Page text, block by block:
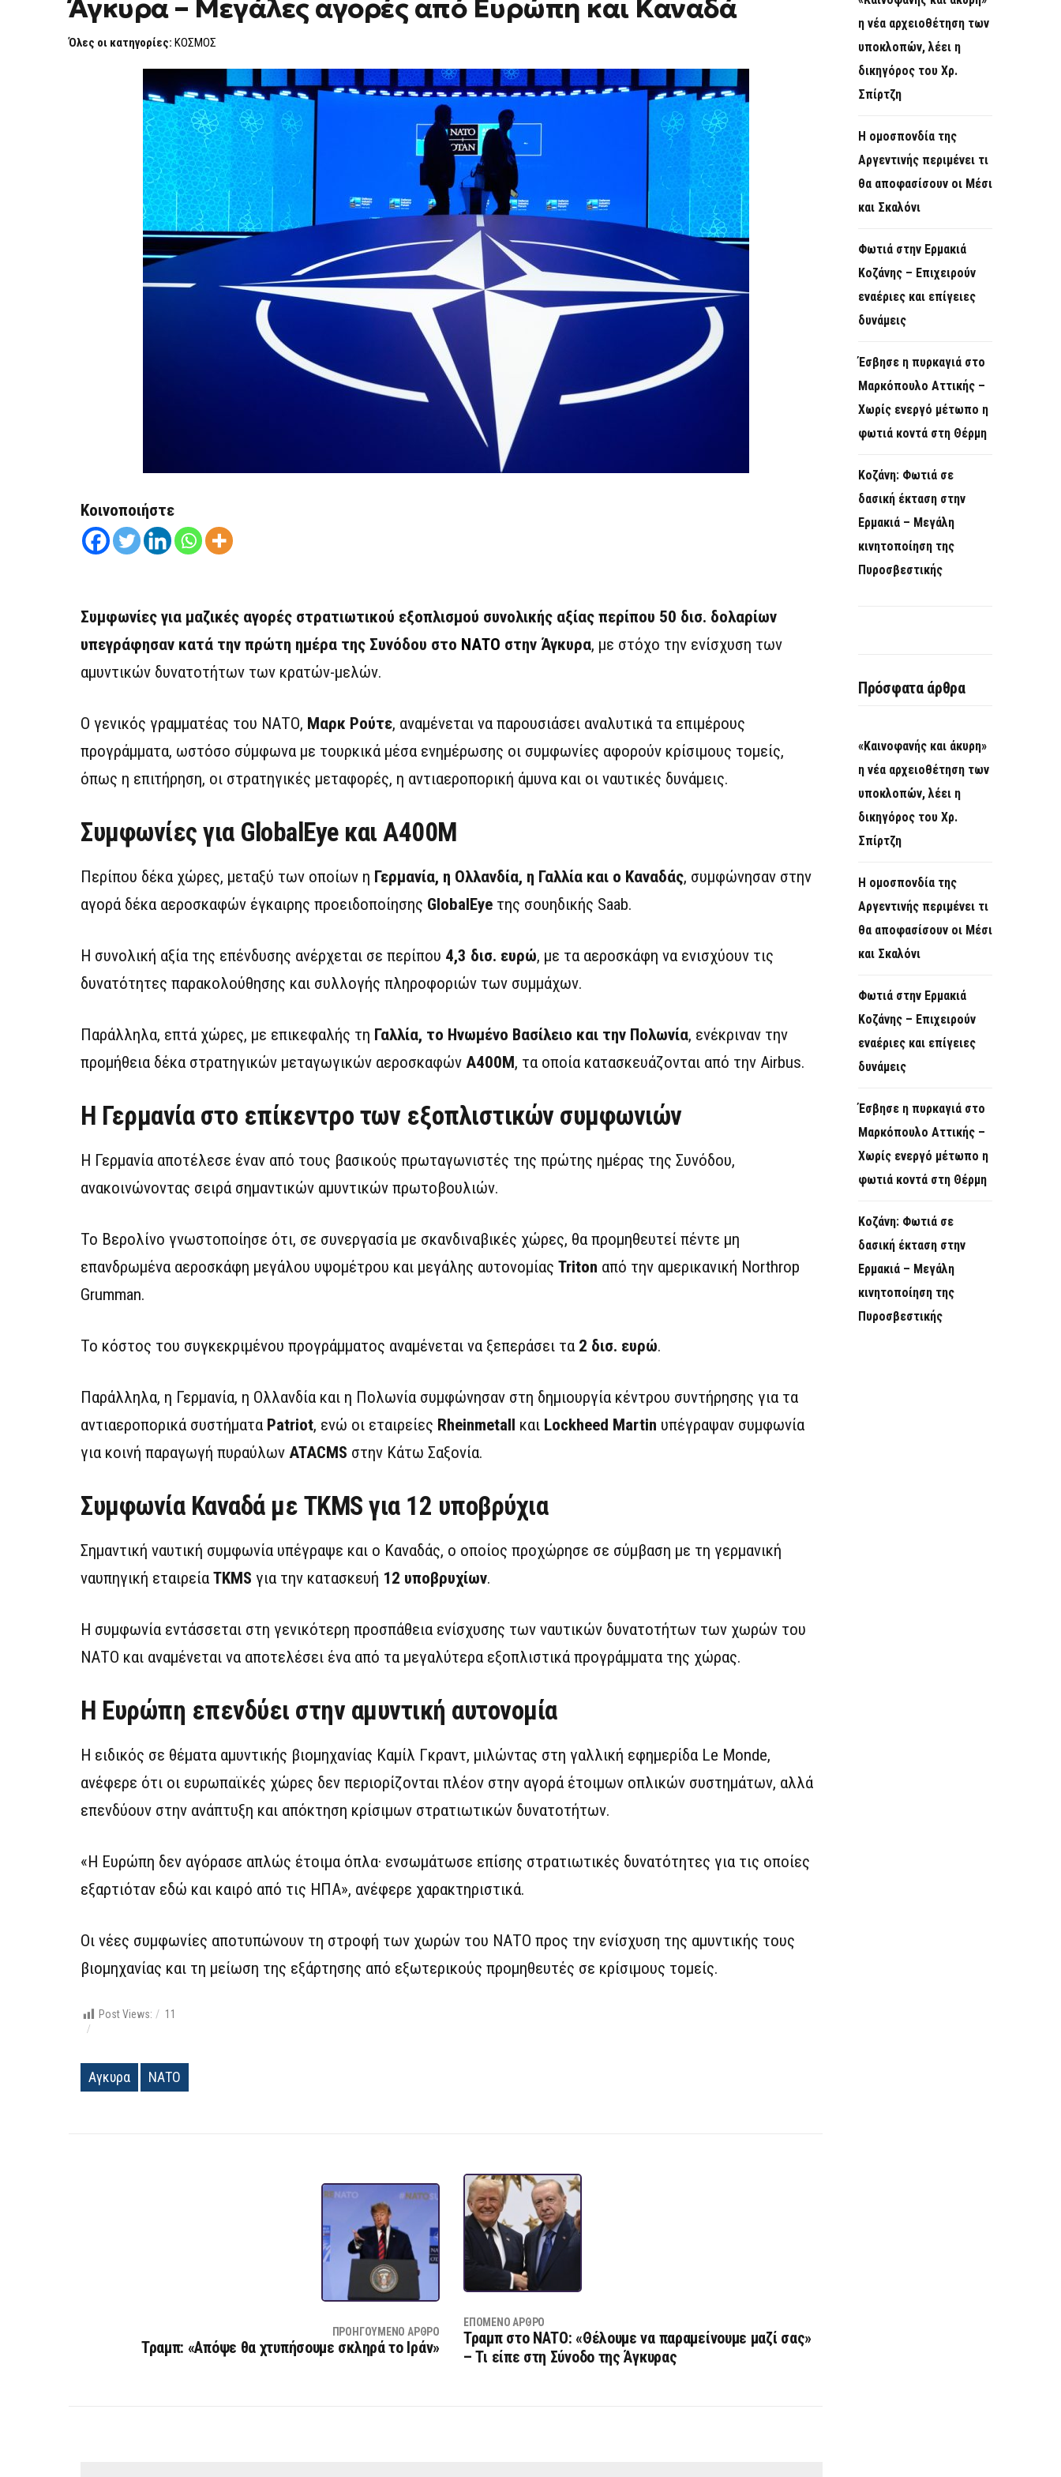
50
ΔΙΣ.
ΣΤΗΝ
–
ΜΕΓΆΛΕΣ
ΑΓΟΡΈΣ
ΑΠΌ
ΕΥΡΏΠΗ
ΚΑΙ
ΚΑΝΑΔΆ
Άγκυρα – Μεγάλες αγορές από Ευρώπη και Καναδά
Όλες οι κατηγορίες: ΚΟΣΜΟΣ
Κοινοποιήστε
Συμφωνίες για μαζικές αγορές στρατιωτικού εξοπλισμού συνολικής αξίας περίπου 50 δισ. δολαρίων
υπεγράφησαν κατά την πρώτη ημέρα της Συνόδου στο ΝΑΤΟ στην Άγκυρα, με στόχο την ενίσχυση των
αμυντικών δυνατοτήτων των κρατών-μελών.
Ο γενικός γραμματέας του ΝΑΤΟ, Μαρκ Ρούτε, αναμένεται να παρουσιάσει αναλυτικά τα επιμέρους
προγράμματα, ωστόσο σύμφωνα με τουρκικά μέσα ενημέρωσης οι συμφωνίες αφορούν κρίσιμους τομείς,
όπως η επιτήρηση, οι στρατηγικές μεταφορές, η αντιαεροπορική άμυνα και οι ναυτικές δυνάμεις.
Συμφωνίες για GlobalEye και A400M
Περίπου δέκα χώρες, μεταξύ των οποίων η Γερμανία, η Ολλανδία, η Γαλλία και ο Καναδάς, συμφώνησαν στην
αγορά δέκα αεροσκαφών έγκαιρης προειδοποίησης GlobalEye της σουηδικής Saab.
Η συνολική αξία της επένδυσης ανέρχεται σε περίπου 4,3 δισ. ευρώ, με τα αεροσκάφη να ενισχύουν τις
δυνατότητες παρακολούθησης και συλλογής πληροφοριών των συμμάχων.
Παράλληλα, επτά χώρες, με επικεφαλής τη Γαλλία, το Ηνωμένο Βασίλειο και την Πολωνία, ενέκριναν την
προμήθεια δέκα στρατηγικών μεταγωγικών αεροσκαφών A400M , τα οποία κατασκευάζονται από την Airbus.
Η Γερμανία στο επίκεντρο των εξοπλιστικών συμφωνιών
Η Γερμανία αποτέλεσε έναν από τους βασικούς πρωταγωνιστές της πρώτης ημέρας της Συνόδου,
ανακοινώνοντας σειρά σημαντικών αμυντικών πρωτοβουλιών.
Το Βερολίνο γνωστοποίησε ότι, σε συνεργασία με σκανδιναβικές χώρες, θα προμηθευτεί πέντε μη
επανδρωμένα αεροσκάφη μεγάλου υψομέτρου και μεγάλης αυτονομίας Triton από την αμερικανική Northrop
Grumman.
Το κόστος του συγκεκριμένου προγράμματος αναμένεται να ξεπεράσει τα 2 δισ. ευρώ.
Παράλληλα, η Γερμανία, η Ολλανδία και η Πολωνία συμφώνησαν στη δημιουργία κέντρου συντήρησης για τα
αντιαεροπορικά συστήματα Patriot, ενώ οι εταιρείες Rheinmetall και Lockheed Martin υπέγραψαν συμφωνία
για κοινή παραγωγή πυραύλων ATACMS στην Κάτω Σαξονία.
Συμφωνία Καναδά με TKMS για 12 υποβρύχια
Σημαντική ναυτική συμφωνία υπέγραψε και ο Καναδάς, ο οποίος προχώρησε σε σύμβαση με τη γερμανική
ναυπηγική εταιρεία TKMS για την κατασκευή 12 υποβρυχίων.
Η συμφωνία εντάσσεται στη γενικότερη προσπάθεια ενίσχυσης των ναυτικών δυνατοτήτων των χωρών του
ΝΑΤΟ και αναμένεται να αποτελέσει ένα από τα μεγαλύτερα εξοπλιστικά προγράμματα της χώρας.
Η Ευρώπη επενδύει στην αμυντική αυτονομία
Η ειδικός σε θέματα αμυντικής βιομηχανίας Καμίλ Γκραντ, μιλώντας στη γαλλική εφημερίδα Le Monde,
ανέφερε ότι οι ευρωπαϊκές χώρες δεν περιορίζονται πλέον στην αγορά έτοιμων οπλικών συστημάτων, αλλά
επενδύουν στην ανάπτυξη και απόκτηση κρίσιμων στρατιωτικών δυνατοτήτων.
«Η Ευρώπη δεν αγόρασε απλώς έτοιμα όπλα· ενσωμάτωσε επίσης στρατιωτικές δυνατότητες για τις οποίες
εξαρτιόταν εδώ και καιρό από τις ΗΠΑ», ανέφερε χαρακτηριστικά.
Οι νέες συμφωνίες αποτυπώνουν τη στροφή των χωρών του ΝΑΤΟ προς την ενίσχυση της αμυντικής τους
βιομηχανίας και τη μείωση της εξάρτησης από εξωτερικούς προμηθευτές σε κρίσιμους τομείς.
Post Views: 11
Αγκυρα ΝΑΤΟ
ΠΡΟΗΓΟΎΜΕΝΟ ΆΡΘΡΟ
Τραμπ: «Απόψε θα χτυπήσουμε σκληρά το Ιράν»
ΕΠΌΜΕΝΟ ΆΡΘΡΟ
Τραμπ στο ΝΑΤΟ: «Θέλουμε να παραμείνουμε μαζί σας»
– Τι είπε στη Σύνοδο της Άγκυρας
η νέα αρχειοθέτηση των
υποκλοπών, λέει η
δικηγόρος του Χρ.
Σπίρτζη
Η ομοσπονδία της
Αργεντινής περιμένει τι
θα αποφασίσουν οι Μέσι
και Σκαλόνι
Φωτιά στην Ερμακιά
Κοζάνης – Επιχειρούν
εναέριες και επίγειες
δυνάμεις
Έσβησε η πυρκαγιά στο
Μαρκόπουλο Αττικής –
Χωρίς ενεργό μέτωπο η
φωτιά κοντά στη Θέρμη
Κοζάνη: Φωτιά σε
δασική έκταση στην
Ερμακιά – Μεγάλη
κινητοποίηση της
Πυροσβεστικής
Πρόσφατα άρθρα
«Καινοφανής και άκυρη»
η νέα αρχειοθέτηση των
υποκλοπών, λέει η
δικηγόρος του Χρ.
Σπίρτζη
Η ομοσπονδία της
Αργεντινής περιμένει τι
θα αποφασίσουν οι Μέσι
και Σκαλόνι
Φωτιά στην Ερμακιά
Κοζάνης – Επιχειρούν
εναέριες και επίγειες
δυνάμεις
Έσβησε η πυρκαγιά στο
Μαρκόπουλο Αττικής –
Χωρίς ενεργό μέτωπο η
φωτιά κοντά στη Θέρμη
Κοζάνη: Φωτιά σε
δασική έκταση στην
Ερμακιά – Μεγάλη
κινητοποίηση της
Πυροσβεστικής